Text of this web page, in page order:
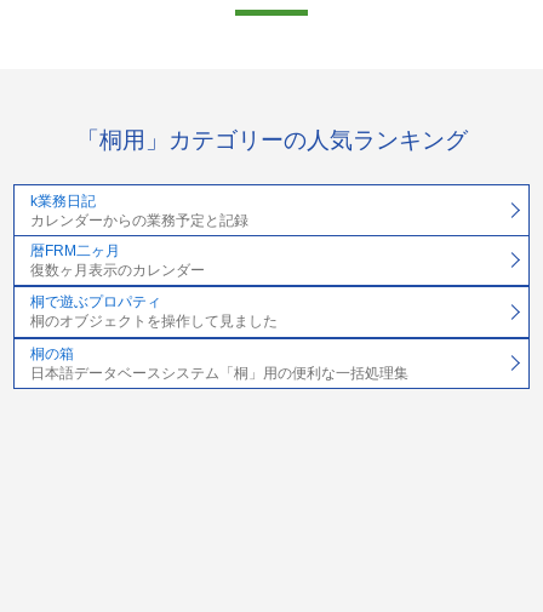
「桐用」カテゴリーの人気ランキング
k業務日記
カレンダーからの業務予定と記録
暦FRM二ヶ月
復数ヶ月表示のカレンダー
桐で遊ぶプロパティ
桐のオブジェクトを操作して見ました
桐の箱
日本語データベースシステム「桐」用の便利な一括処理集